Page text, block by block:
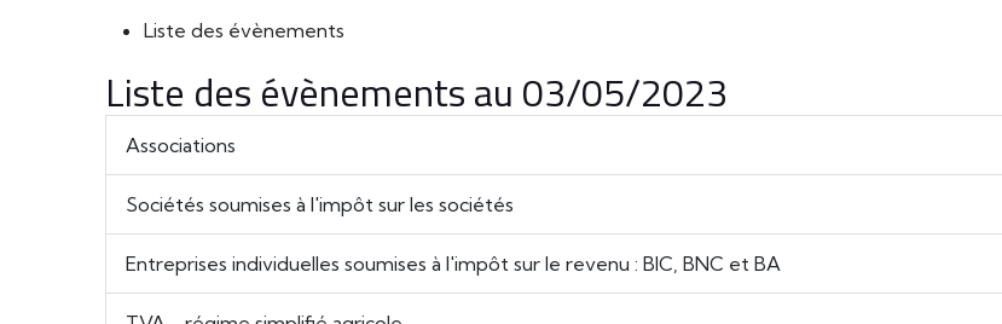
Liste des évènements
Liste des évènements au 03/05/2023
Associations
Sociétés soumises à l'impôt sur les sociétés
Entreprises individuelles soumises à l'impôt sur le revenu : BIC, BNC et BA